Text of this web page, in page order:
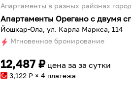
Апартаменты в разных районах
Апартаменты Орегано с двумя
Йошкар-Ола, ул. Карла Маркса, 114
Мгновенное бронирование
12,487 ₽ цена заза сутки
3,122 ₽ × 4 платежа